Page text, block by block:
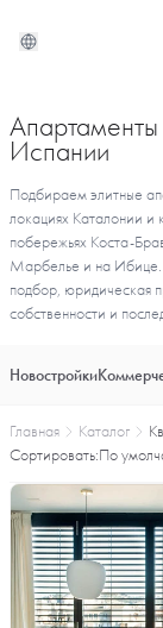
Испании
Подбираем элитные
локациях Каталонии
побережьях Коста-
Марбелье и на Ибице.
подбор, юридическая
собственности и
Новостройки
Главная Каталог
Сортировать:По